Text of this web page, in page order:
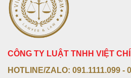
CÔNG TY LUẬT TNHH VIỆT
HOTLINE/ZALO: 091.1111.099 -